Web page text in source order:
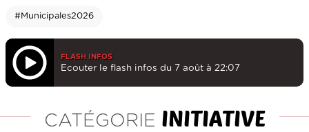
#Municipales2026
FLASH INFOS
Ecouter le flash infos du 7 août à 22:07
CATÉGORIE INITIATIVE